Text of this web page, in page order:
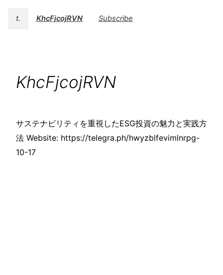
t. KhcFjcojRVN Subscribe
KhcFjcojRVN
サステナビリティを重視したESG投資の魅力と実践方
法 Website: https://telegra.ph/hwyzblfevimlnrpg-
10-17